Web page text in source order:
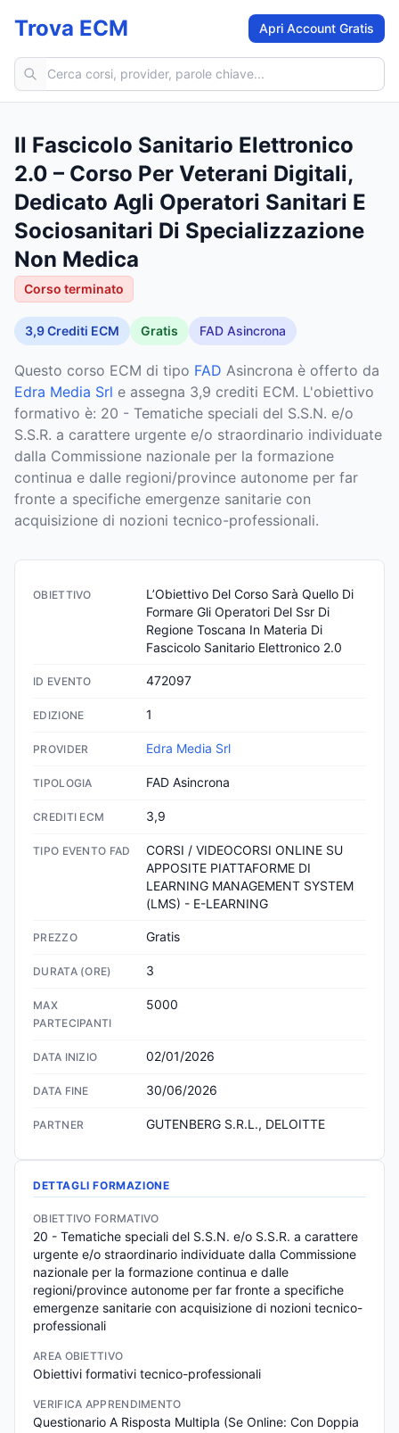
Trova ECM Apri Account Gratis
Cerca corsi ECM
Il Fascicolo Sanitario Elettronico
2.0 – Corso Per Veterani Digitali,
Dedicato Agli Operatori Sanitari E
Sociosanitari Di Specializzazione
Non Medica
Corso terminato
3,9Crediti ECM Gratis FAD Asincrona
Questo corso ECM di tipo FAD Asincrona è offerto da
Edra Media Srl e assegna 3,9 crediti ECM. L'obiettivo
formativo è: 20 - Tematiche speciali del S.S.N. e/o
S.S.R. a carattere urgente e/o straordinario individuate
dalla Commissione nazionale per la formazione
continua e dalle regioni/province autonome per far
fronte a specifiche emergenze sanitarie con
acquisizione di nozioni tecnico-professionali.
OBIETTIVO
L’Obiettivo Del Corso Sarà Quello Di
Formare Gli Operatori Del Ssr Di
Regione Toscana In Materia Di
Fascicolo Sanitario Elettronico 2.0
ID EVENTO 472097
EDIZIONE 1
PROVIDER Edra Media Srl
TIPOLOGIA FAD Asincrona
CREDITI ECM 3,9
TIPO EVENTO FAD
CORSI / VIDEOCORSI ONLINE SU
APPOSITE PIATTAFORME DI
LEARNING MANAGEMENT SYSTEM
(LMS) - E-LEARNING
PREZZO Gratis
DURATA (ORE) 3
MAX
PARTECIPANTI
5000
DATA INIZIO 02/01/2026
DATA FINE 30/06/2026
PARTNER GUTENBERG S.R.L., DELOITTE
DETTAGLI FORMAZIONE
OBIETTIVO FORMATIVO
20 - Tematiche speciali del S.S.N. e/o S.S.R. a carattere
urgente e/o straordinario individuate dalla Commissione
nazionale per la formazione continua e dalle
regioni/province autonome per far fronte a specifiche
emergenze sanitarie con acquisizione di nozioni tecnico-
professionali
AREA OBIETTIVO
Obiettivi formativi tecnico-professionali
VERIFICA APPRENDIMENTO
Questionario A Risposta Multipla (Se Online: Con Doppia